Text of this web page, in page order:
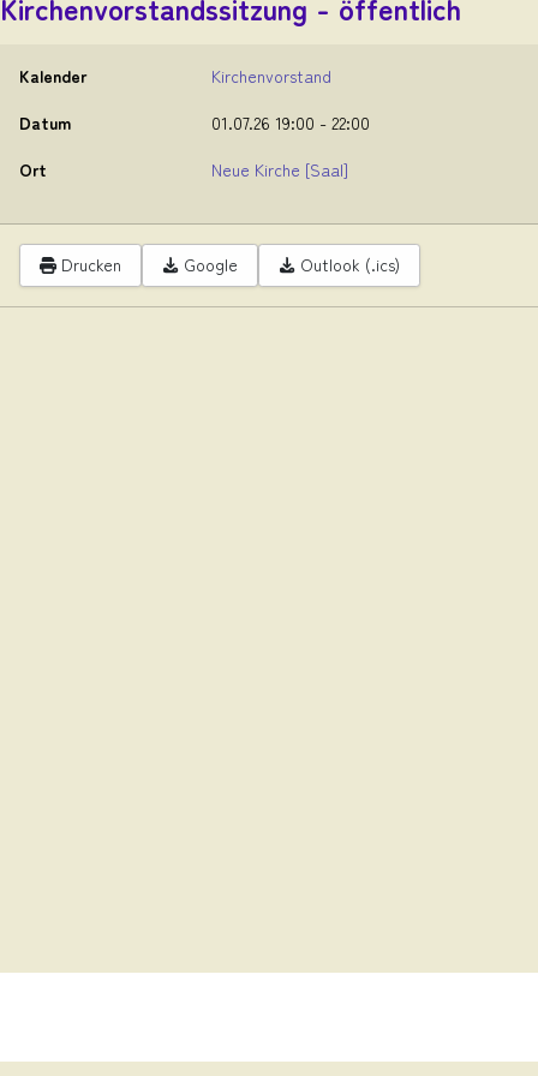
Kalender
Kirchenvorstand
Datum
01.07.26 19:00 - 22:00
Ort
Neue Kirche [Saal]
Drucken Google Outlook (.ics)